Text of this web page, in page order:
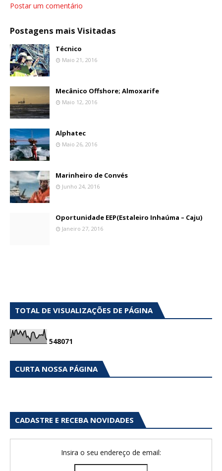
Postar um comentário
Postagens mais Visitadas
Técnico
Maio 21, 2016
Mecânico Offshore; Almoxarife
Maio 12, 2016
Alphatec
Maio 26, 2016
Marinheiro de Convés
Junho 24, 2016
Oportunidade EEP(Estaleiro Inhaúma – Caju)
Janeiro 27, 2016
TOTAL DE VISUALIZAÇÕES DE PÁGINA
548071
CURTA NOSSA PÁGINA
CADASTRE E RECEBA NOVIDADES
Insira o seu endereço de email: